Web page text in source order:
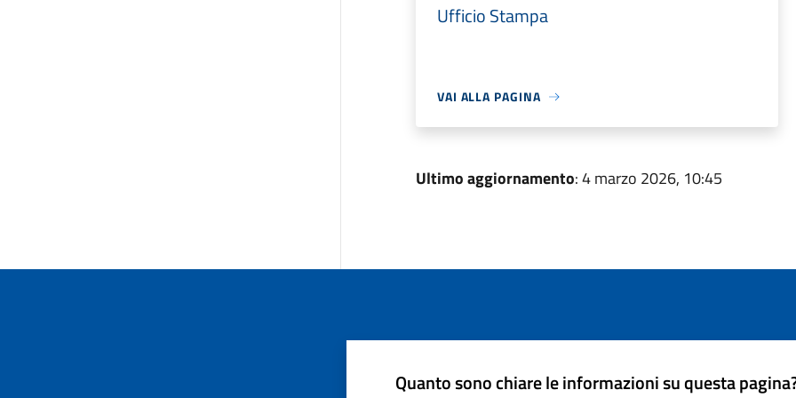
Ufficio Stampa
VAI ALLA PAGINA
Ultimo aggiornamento: 4 marzo 2026, 10:45
Quanto sono chiare le informazioni su questa